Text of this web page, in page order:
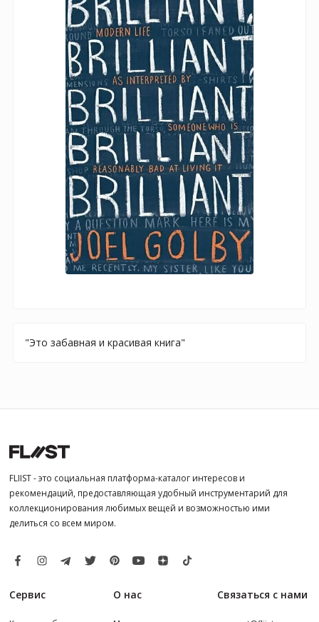
"Это забавная и красивая книга"
FLIIST - это социальная платформа-каталог интересов и
рекомендаций, предоставляющая удобный инструментарий для
коллекционирования любимых вещей и возможностью ими
делиться со всем миром.
Сервис О нас Связаться с нами